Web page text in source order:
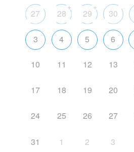
27
28
+
29
+
30
3 4 5 6
10 11 12 13
17 18 19 20
24 25 26 27
31 1 2 3